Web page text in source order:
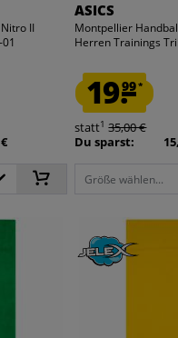
II
ASICS
Montpellier
Herren Trainings
19.99*
statt1 35,00 €
Du sparst:
Größe wählen...